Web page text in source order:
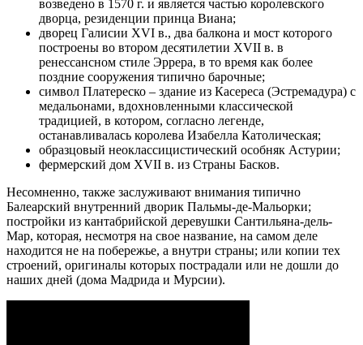
возведено в 1570 г. и является частью королевского
дворца, резиденции принца Виана;
дворец Галисии XVI в., два балкона и мост которого
построены во втором десятилетии ХVII в. в
ренессансном стиле Эррера, в то время как более
поздние сооружения типично барочные;
символ Платереско – здание из Касереса (Эстремадура) с
медальонами, вдохновленными классической
традицией, в котором, согласно легенде,
останавливалась королева Изабелла Католическая;
образцовый неоклассицистический особняк Астурии;
фермерский дом XVII в. из Страны Басков.
Несомненно, также заслуживают внимания типично
Балеарский внутренний дворик Пальмы-де-Мальорки;
постройки из кантабрийской деревушки Сантильяна-дель-
Мар, которая, несмотря на свое название, на самом деле
находится не на побережье, а внутри страны; или копии тех
строений, оригиналы которых пострадали или не дошли до
наших дней (дома Мадрида и Мурсии).